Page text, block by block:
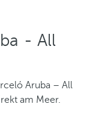
- All
Aruba – All
am Meer.